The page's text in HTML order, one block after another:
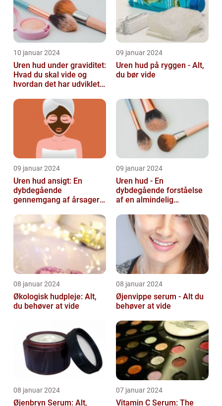
10 januar 2024
Uren hud under graviditet:
Hvad du skal vide og
hvordan det har udviklet
09 januar 2024
Uren hud på ryggen - Alt,
du bør vide
09 januar 2024
Uren hud ansigt: En
dybdegående
gennemgang af årsager
09 januar 2024
Uren hud - En
dybdegående forståelse
af en almindelig
08 januar 2024
Økologisk hudpleje: Alt,
du behøver at vide
08 januar 2024
Øjenvippe serum - Alt du
behøver at vide
08 januar 2024
Øjenbryn Serum: Alt,
07 januar 2024
Vitamin C Serum: The